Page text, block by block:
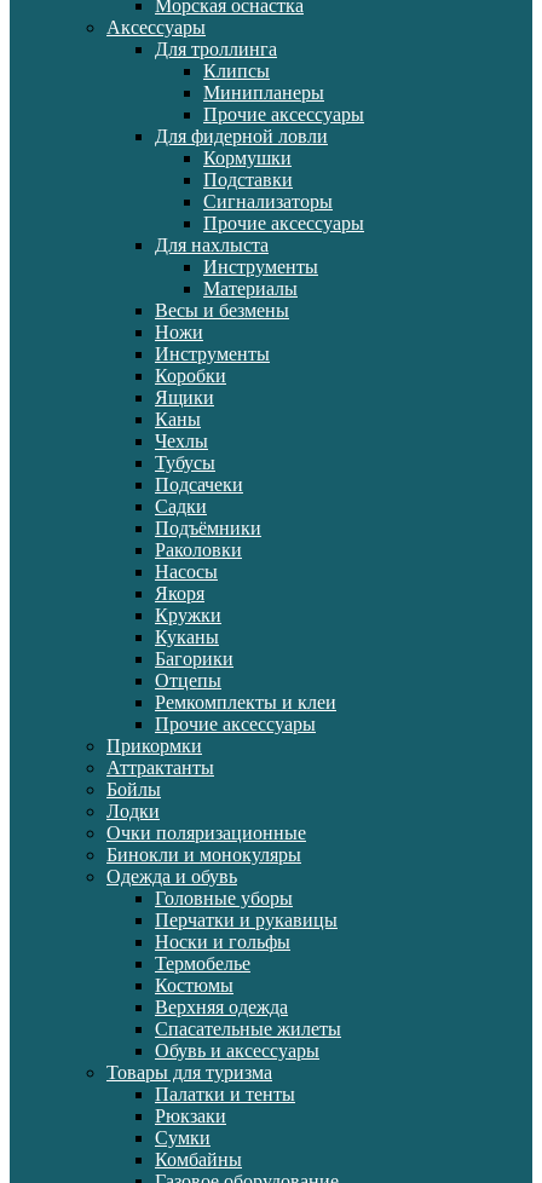
Морская оснастка
Аксессуары
Для троллинга
Клипсы
Минипланеры
Прочие аксессуары
Для фидерной ловли
Кормушки
Подставки
Сигнализаторы
Прочие аксессуары
Для нахлыста
Инструменты
Материалы
Весы и безмены
Ножи
Инструменты
Коробки
Ящики
Каны
Чехлы
Тубусы
Подсачеки
Садки
Подъёмники
Раколовки
Насосы
Якоря
Кружки
Куканы
Багорики
Отцепы
Ремкомплекты и клеи
Прочие аксессуары
Прикормки
Аттрактанты
Бойлы
Лодки
Очки поляризационные
Бинокли и монокуляры
Одежда и обувь
Головные уборы
Перчатки и рукавицы
Носки и гольфы
Термобелье
Костюмы
Верхняя одежда
Спасательные жилеты
Обувь и аксессуары
Товары для туризма
Палатки и тенты
Рюкзаки
Сумки
Комбайны